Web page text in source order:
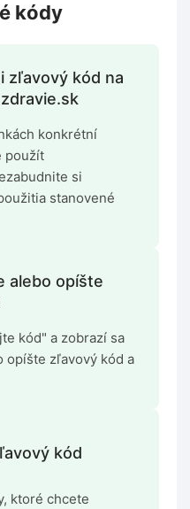
kódy
zľavový kód na
konkrétní
použít
si
stanovené
alebo opíšte
kód" a zobrazí sa
opíšte zľavový kód a
kód
ktoré chcete